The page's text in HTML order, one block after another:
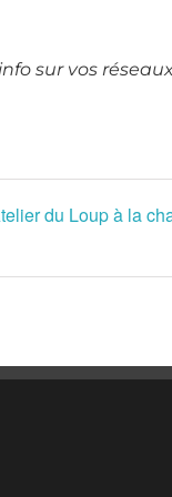
sur vos
du Loup à la